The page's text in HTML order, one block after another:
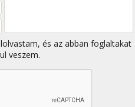
és az abban foglaltakat
veszem.